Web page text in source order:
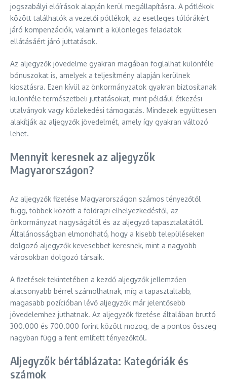
jogszabályi előírások alapján kerül megállapításra. A pótlékok
között találhatók a vezetői pótlékok, az esetleges túlórákért
járó kompenzációk, valamint a különleges feladatok
ellátásáért járó juttatások.
Az aljegyzők jövedelme gyakran magában foglalhat különféle
bónuszokat is, amelyek a teljesítmény alapján kerülnek
kiosztásra. Ezen kívül az önkormányzatok gyakran biztosítanak
különféle természetbeli juttatásokat, mint például étkezési
utalványok vagy közlekedési támogatás. Mindezek együttesen
alakítják az aljegyzők jövedelmét, amely így gyakran változó
lehet.
Mennyit keresnek az aljegyzők
Magyarországon?
Az aljegyzők fizetése Magyarországon számos tényezőtől
függ, többek között a földrajzi elhelyezkedéstől, az
önkormányzat nagyságától és az aljegyző tapasztalatától.
Általánosságban elmondható, hogy a kisebb településeken
dolgozó aljegyzők kevesebbet keresnek, mint a nagyobb
városokban dolgozó társaik.
A fizetések tekintetében a kezdő aljegyzők jellemzően
alacsonyabb bérrel számolhatnak, míg a tapasztaltabb,
magasabb pozícióban lévő aljegyzők már jelentősebb
jövedelemhez juthatnak. Az aljegyzők fizetése általában bruttó
300.000 és 700.000 forint között mozog, de a pontos összeg
nagyban függ a fent említett tényezőktől.
Aljegyzők bértáblázata: Kategóriák és
számok